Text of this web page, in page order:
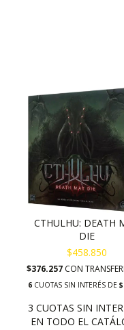
CTHULHU: DEATH
DIE
$458.850
$376.257 CON
6CUOTAS SIN INTERÉS DE